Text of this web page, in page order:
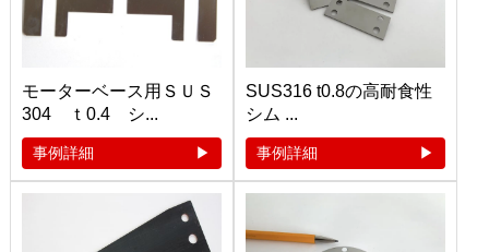
モーターベース用ＳＵＳ
304 ｔ0.4 シ...
事例詳細
SUS316 t0.8の高耐食性
シム ...
事例詳細